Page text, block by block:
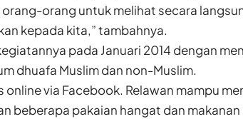
orang untuk melihat secara
kepada kita,” tambahnya.
pada Januari 2014 dengan
dhuafa Muslim dan non-Muslim.
via Facebook. Relawan mampu
beberapa pakaian hangat dan